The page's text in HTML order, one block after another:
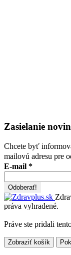
Zasielanie
Chcete byť
mailovú adresu pre
E-mail *
práva vyhradené.
Práve ste pridali
Zobraziť košík